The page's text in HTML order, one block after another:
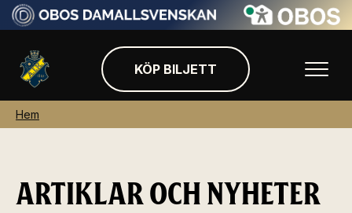
KÖP BILJETT
Hem
ARTIKLAR OCH NYHETER